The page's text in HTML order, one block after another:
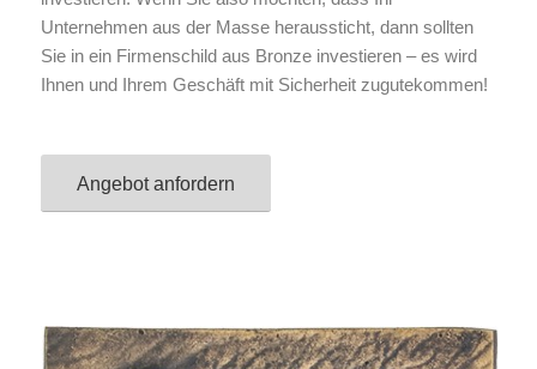
Unternehmen aus der Masse heraussticht, dann sollten
Sie in ein Firmenschild aus Bronze investieren – es wird
Ihnen und Ihrem Geschäft mit Sicherheit zugutekommen!
Angebot anfordern